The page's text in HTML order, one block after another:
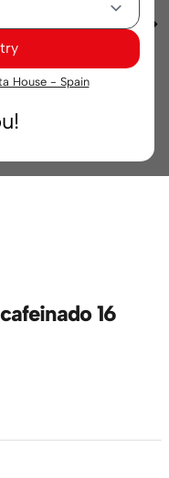
House - Spain
16